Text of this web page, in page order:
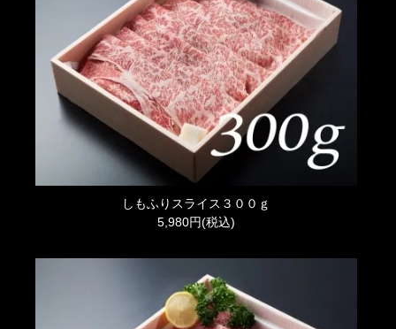
しもふりスライス３００ｇ
5,980円(税込)